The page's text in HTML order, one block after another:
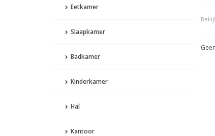
Eetkamer
Slaapkamer
Badkamer
Kinderkamer
Hal
Kantoor